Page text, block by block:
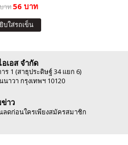
าท56 บาท
บใส่รถเข็น
เอส จำกัด
1 (สาธุประดิษฐ์ 34 แยก 6)
าวา กรุงเทพฯ 10120
าว
ดก่อนใครเพียงสมัครสมาชิก